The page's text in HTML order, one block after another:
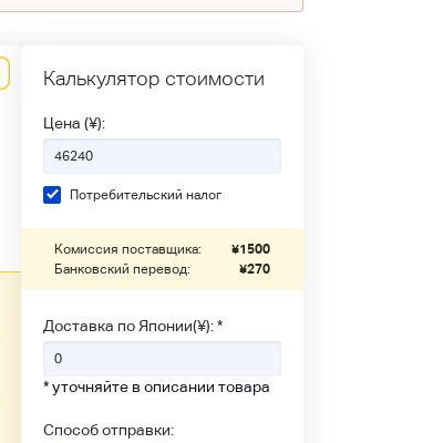
Калькулятор стоимости
Цена (¥):
Потребительский налог
Комиссия поставщика: ¥1500
Банковский перевод:
¥270
Доставка по Японии(¥): *
* уточняйте в описании товара
Способ отправки: